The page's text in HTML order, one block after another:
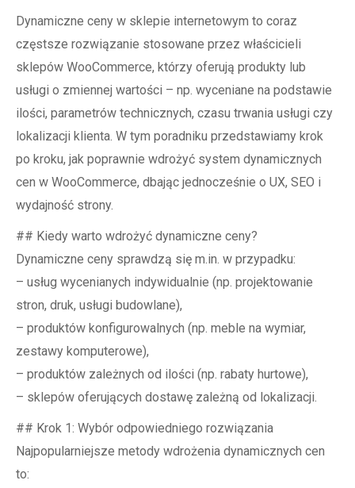
Dynamiczne ceny w sklepie internetowym to coraz
częstsze rozwiązanie stosowane przez właścicieli
sklepów WooCommerce, którzy oferują produkty lub
usługi o zmiennej wartości – np. wyceniane na podstawie
ilości, parametrów technicznych, czasu trwania usługi czy
lokalizacji klienta. W tym poradniku przedstawiamy krok
po kroku, jak poprawnie wdrożyć system dynamicznych
cen w WooCommerce, dbając jednocześnie o UX, SEO i
wydajność strony.
## Kiedy warto wdrożyć dynamiczne ceny?
Dynamiczne ceny sprawdzą się m.in. w przypadku:
– usług wycenianych indywidualnie (np. projektowanie
stron, druk, usługi budowlane),
– produktów konfigurowalnych (np. meble na wymiar,
zestawy komputerowe),
– produktów zależnych od ilości (np. rabaty hurtowe),
– sklepów oferujących dostawę zależną od lokalizacji.
## Krok 1: Wybór odpowiedniego rozwiązania
Najpopularniejsze metody wdrożenia dynamicznych cen
to: